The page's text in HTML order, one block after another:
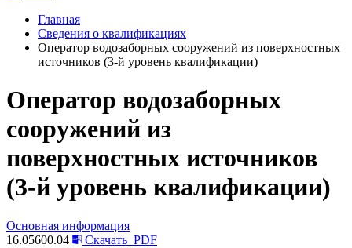
Главная
Сведения о квалификациях
Оператор водозаборных сооружений из поверхностных
источников (3-й уровень квалификации)
Оператор водозаборных
сооружений из
поверхностных источников
(3-й уровень квалификации)
Основная информация
16.05600.04
Скачать PDF